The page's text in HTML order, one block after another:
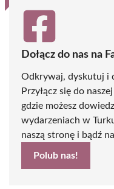
Dołącz do nas na
Odkrywaj, dyskutuj i
Przyłącz się do
gdzie możesz
wydarzeniach w
naszą stronę i bądź
Polub nas!